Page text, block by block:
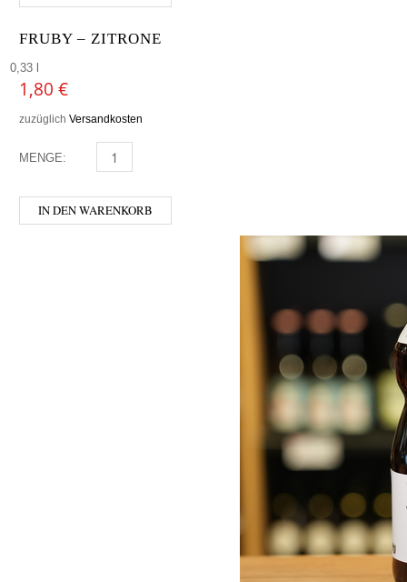
FRUBY – ZITRONE
0,33 l
1,80 €
zuzüglich Versandkosten
MENGE: FRUBY - ZITRONE MENGE
IN DEN WARENKORB